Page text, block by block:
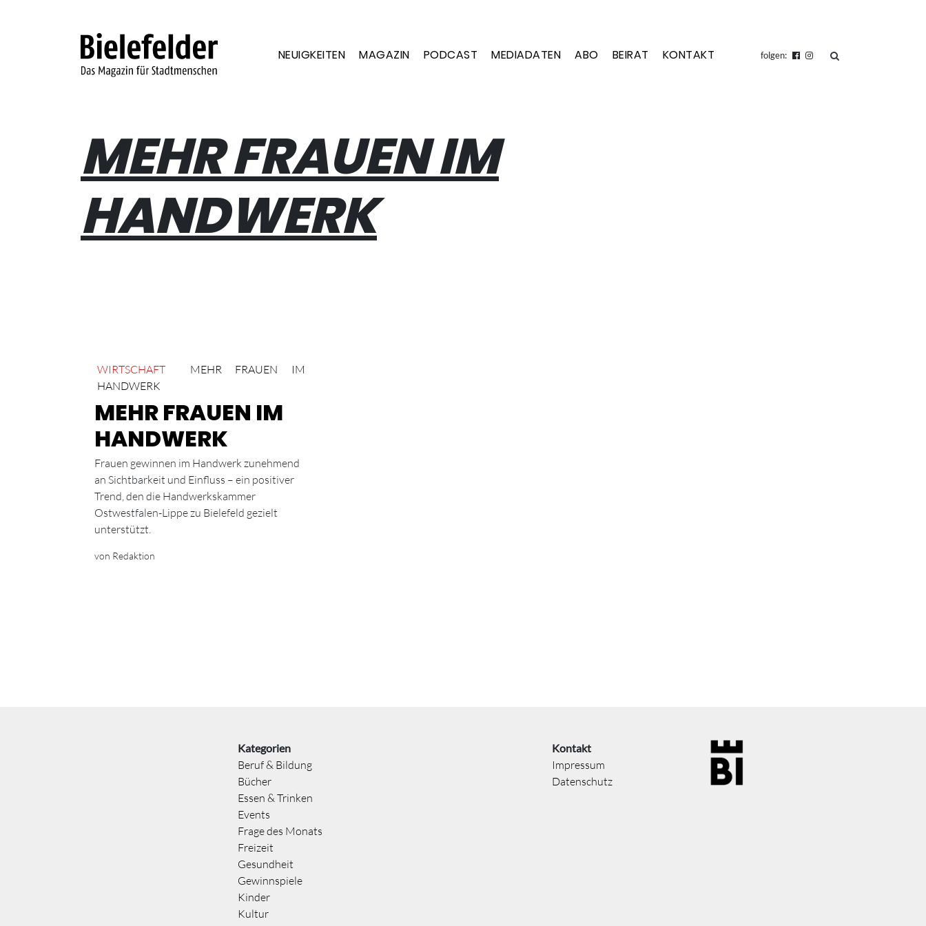
NEUIGKEITEN MAGAZIN PODCAST MEDIADATEN ABO BEIRAT KONTAKT folgen: suchen
MEHR FRAUEN IM
HANDWERK
WIRTSCHAFT
MEHR FRAUEN IM
HANDWERK
MEHR FRAUEN IM
HANDWERK
Frauen gewinnen im Handwerk zunehmend
an Sichtbarkeit und Einfluss – ein positiver
Trend, den die Handwerkskammer
Ostwestfalen-Lippe zu Bielefeld gezielt
unterstützt.
von Redaktion
Kategorien
Beruf & Bildung
Bücher
Essen & Trinken
Events
Frage des Monats
Freizeit
Gesundheit
Gewinnspiele
Kinder
Kultur
Kontakt
Impressum
Datenschutz